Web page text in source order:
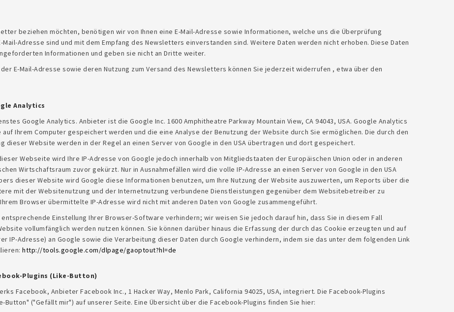
beziehen möchten, benötigen wir von Ihnen eine E-Mail-Adresse sowie Informationen, welche uns die Überprüfung
Adresse sind und mit dem Empfang des Newsletters einverstanden sind. Weitere Daten werden nicht erhoben. Diese Daten
Informationen und geben sie nicht an Dritte weiter.
E-Mail-Adresse sowie deren Nutzung zum Versand des Newsletters können Sie jederzeit widerrufen , etwa über den
Analytics
Google Analytics. Anbieter ist die Google Inc. 1600 Amphitheatre Parkway Mountain View, CA 94043, USA. Google Analytics
Ihrem Computer gespeichert werden und die eine Analyse der Benutzung der Website durch Sie ermöglichen. Die durch den
dieser Website werden in der Regel an einen Server von Google in den USA übertragen und dort gespeichert.
Webseite wird Ihre IP-Adresse von Google jedoch innerhalb von Mitgliedstaaten der Europäischen Union oder in anderen
Wirtschaftsraum zuvor gekürzt. Nur in Ausnahmefällen wird die volle IP-Adresse an einen Server von Google in den USA
dieser Website wird Google diese Informationen benutzen, um Ihre Nutzung der Website auszuwerten, um Reports über die
mit der Websitenutzung und der Internetnutzung verbundene Dienstleistungen gegenüber dem Websitebetreiber zu
Browser übermittelte IP-Adresse wird nicht mit anderen Daten von Google zusammengeführt.
Einstellung Ihrer Browser-Software verhindern; wir weisen Sie jedoch darauf hin, dass Sie in diesem Fall
vollumfänglich werden nutzen können. Sie können darüber hinaus die Erfassung der durch das Cookie erzeugten und auf
IP-Adresse) an Google sowie die Verarbeitung dieser Daten durch Google verhindern, indem sie das unter dem folgenden Link
http://tools.google.com/dlpage/gaoptout?hl=de
Plugins (Like-Button)
Facebook, Anbieter Facebook Inc., 1 Hacker Way, Menlo Park, California 94025, USA, integriert. Die Facebook-Plugins
Button" ("Gefällt mir") auf unserer Seite. Eine Übersicht über die Facebook-Plugins finden Sie hier: